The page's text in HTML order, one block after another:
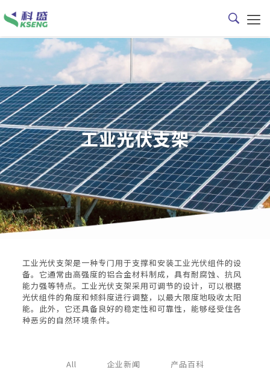
工业光伏支架
工业光伏支架是一种专门用于支撑和安装工业光伏组件的设
备。它通常由高强度的铝合金材料制成，具有耐腐蚀、抗风
能力强等特点。工业光伏支架采用可调节的设计，可以根据
光伏组件的角度和倾斜度进行调整，以最大限度地吸收太阳
能。此外，它还具备良好的稳定性和可靠性，能够经受住各
种恶劣的自然环境条件。
All 企业新闻 产品百科